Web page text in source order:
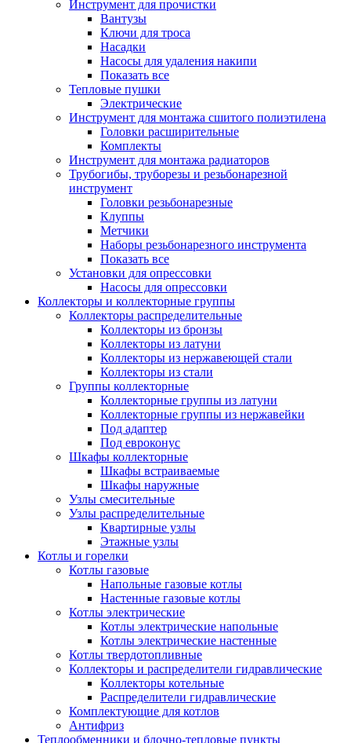
Инструмент для прочистки
Вантузы
Ключи для троса
Насадки
Насосы для удаления накипи
Показать все
Тепловые пушки
Электрические
Инструмент для монтажа сшитого полиэтилена
Головки расширительные
Комплекты
Инструмент для монтажа радиаторов
Трубогибы, труборезы и резьбонарезной
инструмент
Головки резьбонарезные
Клуппы
Метчики
Наборы резьбонарезного инструмента
Показать все
Установки для опрессовки
Насосы для опрессовки
Коллекторы и коллекторные группы
Коллекторы распределительные
Коллекторы из бронзы
Коллекторы из латуни
Коллекторы из нержавеющей стали
Коллекторы из стали
Группы коллекторные
Коллекторные группы из латуни
Коллекторные группы из нержавейки
Под адаптер
Под евроконус
Шкафы коллекторные
Шкафы встраиваемые
Шкафы наружные
Узлы смесительные
Узлы распределительные
Квартирные узлы
Этажные узлы
Котлы и горелки
Котлы газовые
Напольные газовые котлы
Настенные газовые котлы
Котлы электрические
Котлы электрические напольные
Котлы электрические настенные
Котлы твердотопливные
Коллекторы и распределители гидравлические
Коллекторы котельные
Распределители гидравлические
Комплектующие для котлов
Антифриз
Теплообменники и блочно-тепловые пункты